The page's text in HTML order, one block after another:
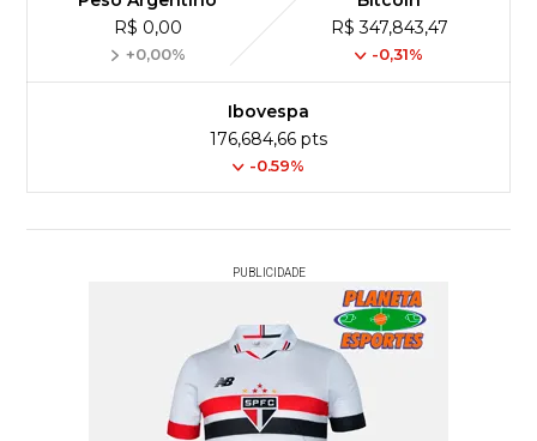
R$ 0,00
+0,00%
R$ 347,843,47
-0,31%
Ibovespa
176,684,66 pts
-0.59%
PUBLICIDADE